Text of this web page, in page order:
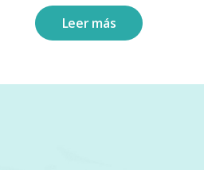
Leer más